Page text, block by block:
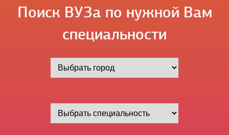
Поиск ВУЗа по нужной Вам
специальности